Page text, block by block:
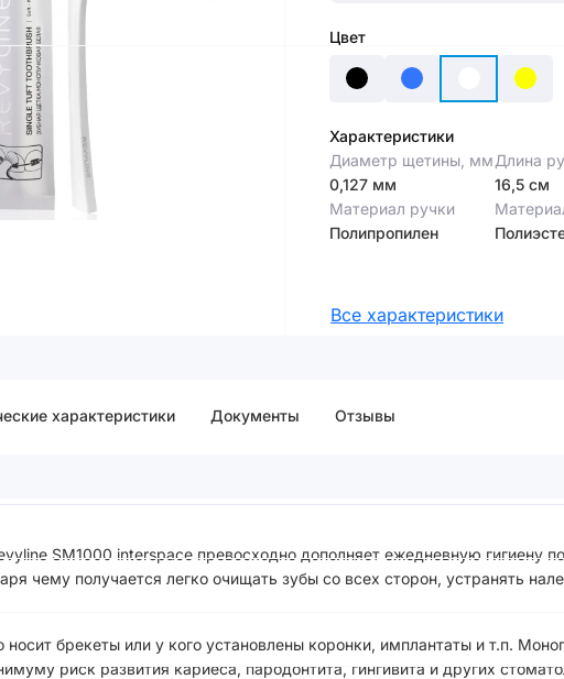
Цвет
Характеристики
Диаметр щетины, мм
0,127 мм
Длина
16,5 см
Материал ручки
Полипропилен
Все характеристики
характеристики Документы Отзывы
SM1000 interspace превосходно дополняет ежедневную гигиену
чему получается легко очищать зубы со всех сторон, устранять
брекеты или у кого установлены коронки, имплантаты и т.п.
риск развития кариеса, пародонтита, гингивита и других